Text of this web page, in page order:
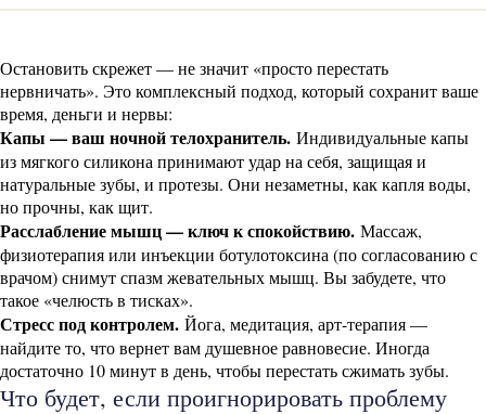
Остановить скрежет — не значит «просто перестать
нервничать». Это комплексный подход, который сохранит ваше
время, деньги и нервы:
Капы — ваш ночной телохранитель. Индивидуальные капы
из мягкого силикона принимают удар на себя, защищая и
натуральные зубы, и протезы. Они незаметны, как капля воды,
но прочны, как щит.
Расслабление мышц — ключ к спокойствию. Массаж,
физиотерапия или инъекции ботулотоксина (по согласованию с
врачом) снимут спазм жевательных мышц. Вы забудете, что
такое «челюсть в тисках».
Стресс под контролем. Йога, медитация, арт-терапия —
найдите то, что вернет вам душевное равновесие. Иногда
достаточно 10 минут в день, чтобы перестать сжимать зубы.
Что будет, если проигнорировать проблему